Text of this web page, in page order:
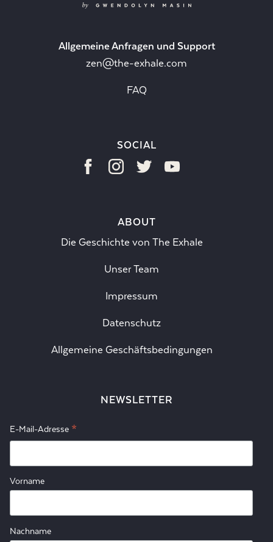
Allgemeine Anfragen und Support
zen@the-exhale.com
FAQ
SOCIAL
ABOUT
Die Geschichte von The Exhale
Unser Team
Impressum
Datenschutz
Allgemeine Geschäftsbedingungen
NEWSLETTER
E-Mail-Adresse *
Vorname
Nachname